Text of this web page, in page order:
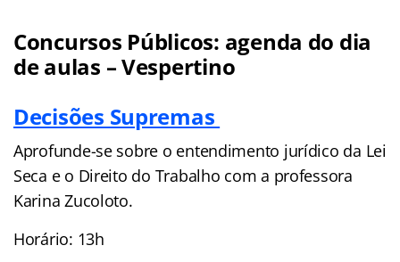
Concursos Públicos: agenda do dia
de aulas – Vespertino
Decisões Supremas
Aprofunde-se sobre o entendimento jurídico da Lei
Seca e o Direito do Trabalho com a professora
Karina Zucoloto.
Horário: 13h